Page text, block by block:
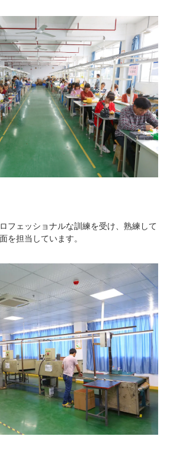
フェッショナルな訓練を受け、熟練して
を担当しています。